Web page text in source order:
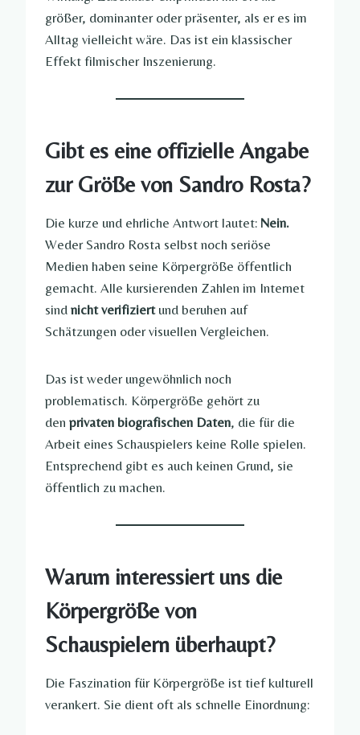
größer, dominanter oder präsenter, als er es im
Alltag vielleicht wäre. Das ist ein klassischer
Effekt filmischer Inszenierung.
Gibt es eine offizielle Angabe
zur Größe von Sandro Rosta?
Die kurze und ehrliche Antwort lautet: Nein.
Weder Sandro Rosta selbst noch seriöse
Medien haben seine Körpergröße öffentlich
gemacht. Alle kursierenden Zahlen im Internet
sind nicht verifiziertund beruhen auf
Schätzungen oder visuellen Vergleichen.
Das ist weder ungewöhnlich noch
problematisch. Körpergröße gehört zu
den privaten biografischen Daten, die für die
Arbeit eines Schauspielers keine Rolle spielen.
Entsprechend gibt es auch keinen Grund, sie
öffentlich zu machen.
Warum interessiert uns die
Körpergröße von
Schauspielern überhaupt?
Die Faszination für Körpergröße ist tief kulturell
verankert. Sie dient oft als schnelle Einordnung: